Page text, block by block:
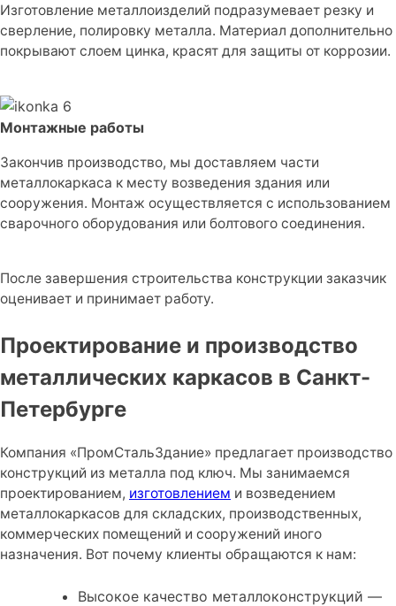
Изготовление металлоизделий подразумевает резку и
сверление, полировку металла. Материал дополнительно
покрывают слоем цинка, красят для защиты от коррозии.
Монтажные работы
Закончив производство, мы доставляем части
металлокаркаса к месту возведения здания или
сооружения. Монтаж осуществляется с использованием
сварочного оборудования или болтового соединения.
После завершения строительства конструкции заказчик
оценивает и принимает работу.
Проектирование и производство
металлических каркасов в Санкт-
Петербурге
Компания «ПромСтальЗдание» предлагает производство
конструкций из металла под ключ. Мы занимаемся
проектированием, изготовлением и возведением
металлокаркасов для складских, производственных,
коммерческих помещений и сооружений иного
назначения. Вот почему клиенты обращаются к нам:
Высокое качество металлоконструкций —